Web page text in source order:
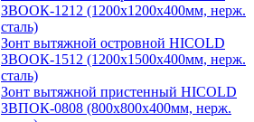
ЗВООК-1212 (1200x1200x400мм, нерж.
сталь)
Зонт вытяжной островной HICOLD
ЗВООК-1512 (1200х1500х400мм, нерж.
сталь)
Зонт вытяжной пристенный HICOLD
ЗВПОК-0808 (800х800х400мм, нерж.